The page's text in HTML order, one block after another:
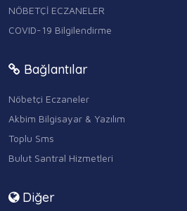
NÖBETÇİ ECZANELER
COVID-19 Bilgilendirme
Bağlantılar
Nöbetçi Eczaneler
Akbim Bilgisayar & Yazılım
Toplu Sms
Bulut Santral Hizmetleri
Diğer